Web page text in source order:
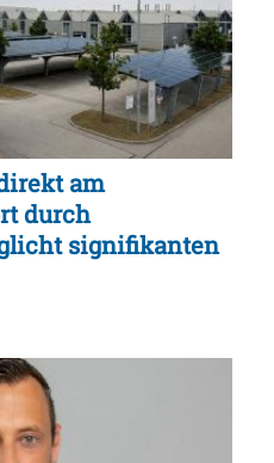
am
durch
signifikanten